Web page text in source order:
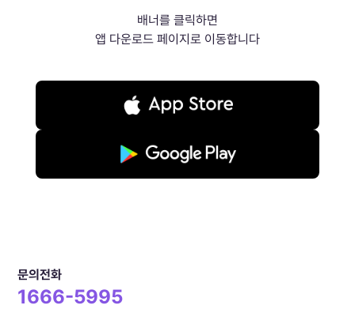
배너를 클릭하면
앱 다운로드 페이지로 이동합니다
문의전화
1666-5995